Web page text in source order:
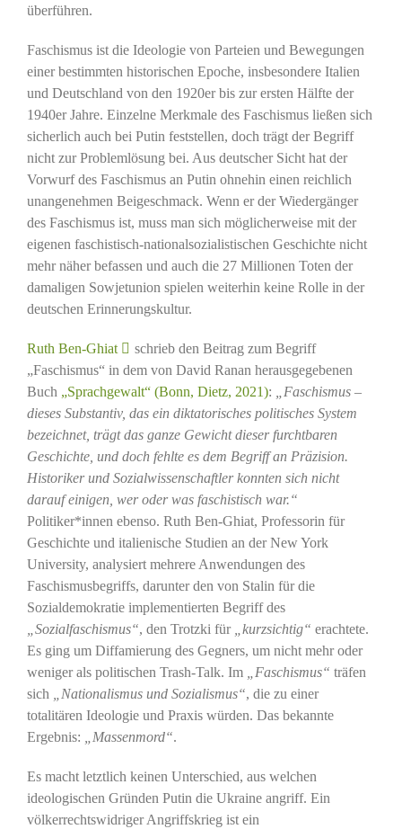
überführen.
Faschismus ist die Ideologie von Parteien und Bewegungen
einer bestimmten historischen Epoche, insbesondere Italien
und Deutschland von den 1920er bis zur ersten Hälfte der
1940er Jahre. Einzelne Merkmale des Faschismus ließen sich
sicherlich auch bei Putin feststellen, doch trägt der Begriff
nicht zur Problemlösung bei. Aus deutscher Sicht hat der
Vorwurf des Faschismus an Putin ohnehin einen reichlich
unangenehmen Beigeschmack. Wenn er der Wiedergänger
des Faschismus ist, muss man sich möglicherweise mit der
eigenen faschistisch-nationalsozialistischen Geschichte nicht
mehr näher befassen und auch die 27 Millionen Toten der
damaligen Sowjetunion spielen weiterhin keine Rolle in der
deutschen Erinnerungskultur.
Ruth Ben-Ghiat
schrieb den Beitrag zum Begriff
„Faschismus“ in dem von David Ranan herausgegebenen
Buch „Sprachgewalt“ (Bonn, Dietz, 2021):
„Faschismus –
dieses Substantiv, das ein diktatorisches politisches System
bezeichnet, trägt das ganze Gewicht dieser furchtbaren
Geschichte, und doch fehlte es dem Begriff an Präzision.
Historiker und Sozialwissenschaftler konnten sich nicht
darauf einigen, wer oder was faschistisch war.“
Politiker*innen ebenso. Ruth Ben-Ghiat, Professorin für
Geschichte und italienische Studien an der New York
University, analysiert mehrere Anwendungen des
Faschismusbegriffs, darunter den von Stalin für die
Sozialdemokratie implementierten Begriff des
„Sozialfaschismus“, den Trotzki für „kurzsichtig“ erachtete.
Es ging um Diffamierung des Gegners, um nicht mehr oder
weniger als politischen Trash-Talk. Im
„Faschismus“ träfen
sich
„Nationalismus und Sozialismus“, die zu einer
totalitären Ideologie und Praxis würden. Das bekannte
Ergebnis:
„Massenmord“.
Es macht letztlich keinen Unterschied, aus welchen
ideologischen Gründen Putin die Ukraine angriff. Ein
völkerrechtswidriger Angriffskrieg ist ein